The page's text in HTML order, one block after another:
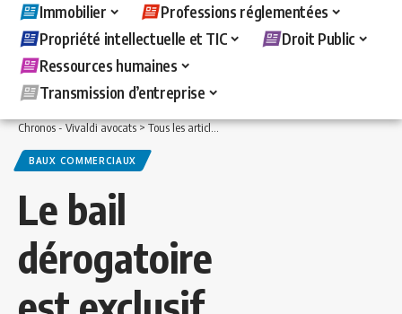
Immobilier
Professions réglementées
Propriété intellectuelle et TIC
Droit Public
Ressources humaines
Transmission d’entreprise
Chronos - Vivaldi avocats>Tous les articles >Immobilier>Baux commerciaux>
BAUX COMMERCIAUX
Le bail
dérogatoire